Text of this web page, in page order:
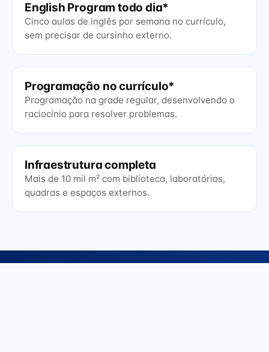
English Program todo dia*
Cinco aulas de inglês por semana no currículo,
sem precisar de cursinho externo.
Programação no currículo*
Programação na grade regular, desenvolvendo o
raciocínio para resolver problemas.
Infraestrutura completa
Mais de 10 mil m² com biblioteca, laboratórios,
quadras e espaços externos.